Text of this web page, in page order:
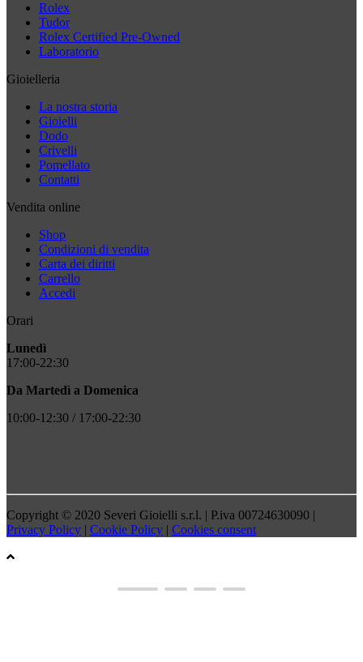
Rolex
Tudor
Rolex Certified Pre-Owned
Laboratorio
Gioielleria
La nostra storia
Gioielli
Dodo
Crivelli
Pomellato
Contatti
Vendita online
Shop
Condizioni di vendita
Carta dei diritti
Carrello
Accedi
Orari
Lunedì
17:00-22:30
Da Martedì a Domenica
10:00-12:30 / 17:00-22:30
Copyright © 2020 Severi Gioielli s.r.l. | P.iva 00724630090 |
Privacy Policy | Cookie Policy | Cookies consent